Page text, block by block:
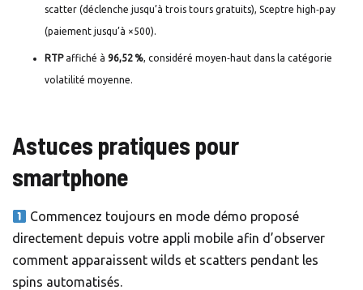
scatter (déclenche jusqu’à trois tours gratuits), Sceptre high‑pay
(paiement jusqu’à ×500).
RTPaffiché à 96,52 %, considéré moyen‑haut dans la catégorie
volatilité moyenne.
Astuces pratiques pour
smartphone
Commencez toujours en mode démo proposé
directement depuis votre appli mobile afin d’observer
comment apparaissent wilds et scatters pendant les
spins automatisés.